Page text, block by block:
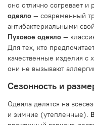
оно отлично согревает и
одеяло — современный
антибактериальными
Пуховое одеяло —
Для тех, кто
качественные изделия
они не вызывают
Сезонность и
Одеяла делятся на
и зимние (утепленные).